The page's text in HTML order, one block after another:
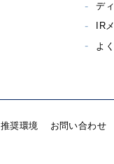
デ
IR
よ
推奨環境 お問い合わせ